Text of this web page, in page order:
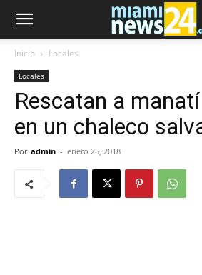
Inicio Locales
Locales
Rescatan a
en un chaleco
Por admin - enero 25, 2018